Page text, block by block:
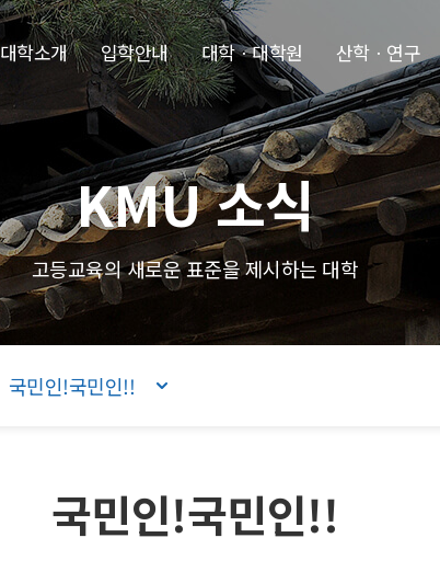
주메뉴 바로가기
본문내용 바로가기
푸터 바로가기
대학소개 입학안내 대학ㆍ대학원 산학ㆍ연구
KMU 소식
고등교육의 새로운 표준을 제시하는 대학
국민인!국민인!!
국민인!국민인!!